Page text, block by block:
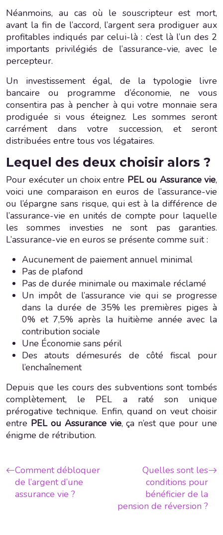
Néanmoins, au cas où le souscripteur est mort,
avant la fin de l’accord, l’argent sera prodiguer aux
profitables indiqués par celui-là : c’est là l’un des 2
importants privilégiés de l’assurance-vie, avec le
percepteur.
Un investissement égal, de la typologie livre
bancaire ou programme d’économie, ne vous
consentira pas à pencher à qui votre monnaie sera
prodiguée si vous éteignez. Les sommes seront
carrément dans votre succession, et seront
distribuées entre tous vos légataires.
Lequel des deux choisir alors ?
Pour exécuter un choix entre PEL ou Assurance vie,
voici une comparaison en euros de l’assurance-vie
ou l’épargne sans risque, qui est à la différence de
l’assurance-vie en unités de compte pour laquelle
les sommes investies ne sont pas garanties.
L’assurance-vie en euros se présente comme suit :
Aucunement de paiement annuel minimal
Pas de plafond
Pas de durée minimale ou maximale réclamé
Un impôt de l’assurance vie qui se progresse
dans la durée de 35% les premières piges à
0% et 7,5% après la huitième année avec la
contribution sociale
Une Économie sans péril
Des atouts démesurés de côté fiscal pour
l’enchaînement
Depuis que les cours des subventions sont tombés
complètement, le PEL a raté son unique
prérogative technique. Enfin, quand on veut choisir
entre PEL ou Assurance vie, ça n’est que pour une
énigme de rétribution.
Comment débloquer
de l’argent d’une
assurance vie ?
Quelles sont les
conditions pour
bénéficier de la
pension de réversion ?